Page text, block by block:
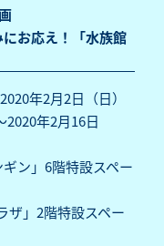
お応え！「水族館
年2月2日（日）
2020年2月16日
ン」6階特設スペー
2階特設スペー